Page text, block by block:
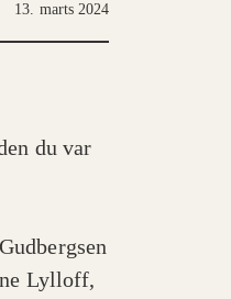
13. marts 2024
du var
Lylloff,